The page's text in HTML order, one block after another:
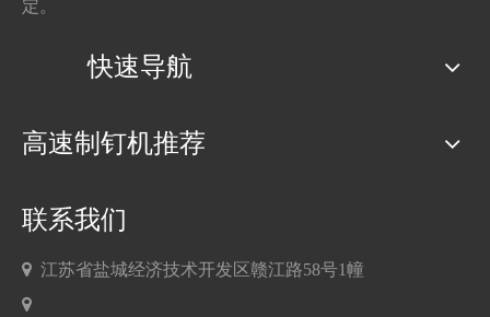
定。
快速导航
高速制钉机推荐
联系我们
 江苏省盐城经济技术开发区赣江路58号1幢
